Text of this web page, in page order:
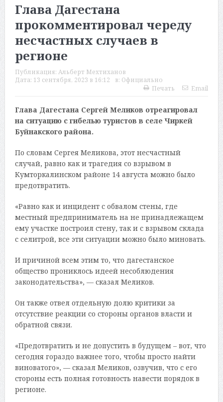
Глава Дагестана
прокомментировал череду
несчастных случаев в
регионе
Публикация: Альберт Мехтиханов
Дата: 13 сентября, 2023 в 16:12 в: Официально
Печать
Email
Глава Дагестана Сергей Меликов отреагировал
на ситуацию с гибелью туристов в селе Чиркей
Буйнакского района.
По словам Сергея Меликова, этот несчастный
случай, равно как и трагедия со взрывом в
Кумторкалинском районе 14 августа можно было
предотвратить.
«Равно как и инцидент с обвалом стены, где
местный предприниматель на не принадлежащем
ему участке построил стену, так и с взрывом склада
с селитрой, все эти ситуации можно было миновать.
И причиной всем этим то, что дагестанское
общество прониклось идеей несоблюдения
законодательства», — сказал Меликов.
Он также отвел отдельную долю критики за
отсутствие реакции со стороны органов власти и
обратной связи.
«Предотвратить и не допустить в будущем – вот, что
сегодня гораздо важнее того, чтобы просто найти
виноватого», — сказал Меликов, озвучив, что с его
стороны есть полная готовность навести порядок в
регионе.